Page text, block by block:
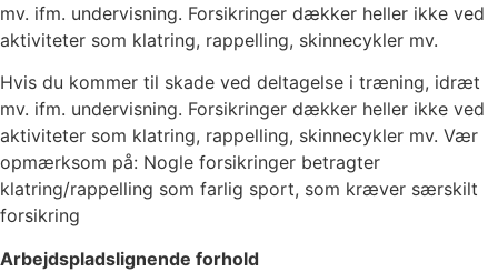
mv. ifm. undervisning. Forsikringer dækker heller ikke ved
aktiviteter som klatring, rappelling, skinnecykler mv.
Hvis du kommer til skade ved deltagelse i træning, idræt
mv. ifm. undervisning. Forsikringer dækker heller ikke ved
aktiviteter som klatring, rappelling, skinnecykler mv. Vær
opmærksom på: Nogle forsikringer betragter
klatring/rappelling som farlig sport, som kræver særskilt
forsikring
Arbejdspladslignende forhold